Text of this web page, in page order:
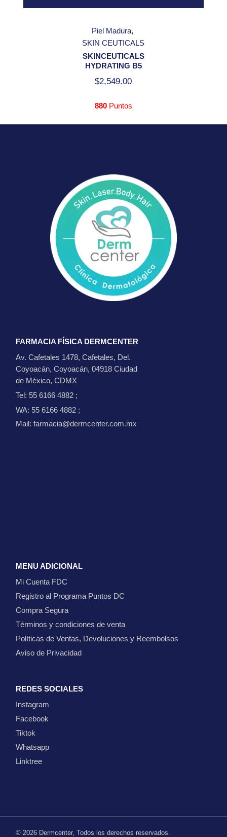
Piel Madura
SKIN CEUTICALS
SKINCEUTICALS
HYDRATING B5
$2,549.00
880Puntos
FARMACIA FÍSICA DERMCENTER
Av. Cafetales 1478, Cafetales, Del.
Coyoacán, Coyoacán, 04918 Ciudad
de México, CDMX
Tel: 55 6166 4882 ;
WA: 55 6166 4882 ;
Mail: farmacia@dermcenter.com.mx
MENU ADICIONAL
Mi Cuenta FDC
Registro al Programa Puntos DC
Compra Segura
Términos y condiciones de venta
Políticas de Ventas, Devoluciones y Reembolsos
Aviso de Privacidad
REDES SOCIALES
Instagram
Facebook
Tiktok
Whatsapp
Linktree
© 2026 Dermcenter, Todos los derechos reservados.